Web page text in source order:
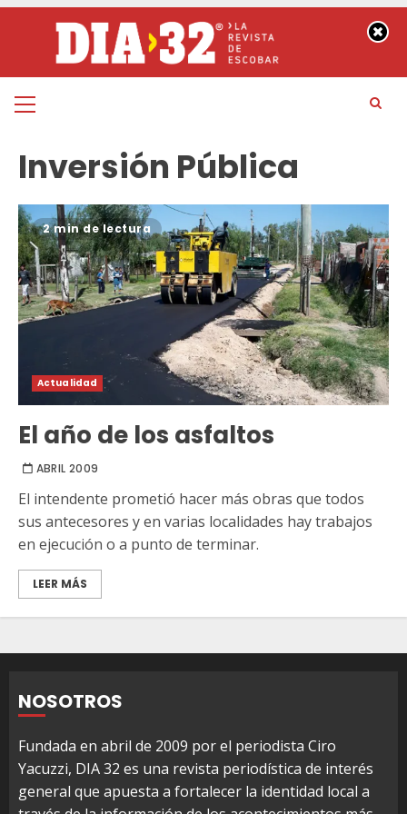
contenido
Menú
Inversión Pública
2 min de lectura
Actualidad
El año de los asfaltos
ABRIL 2009
El intendente prometió hacer más obras que todos
sus antecesores y en varias localidades hay trabajos
en ejecución o a punto de terminar.
LEER MÁS
NOSOTROS
Fundada en abril de 2009 por el periodista Ciro
Yacuzzi, DIA 32 es una revista periodística de interés
general que apuesta a fortalecer la identidad local a